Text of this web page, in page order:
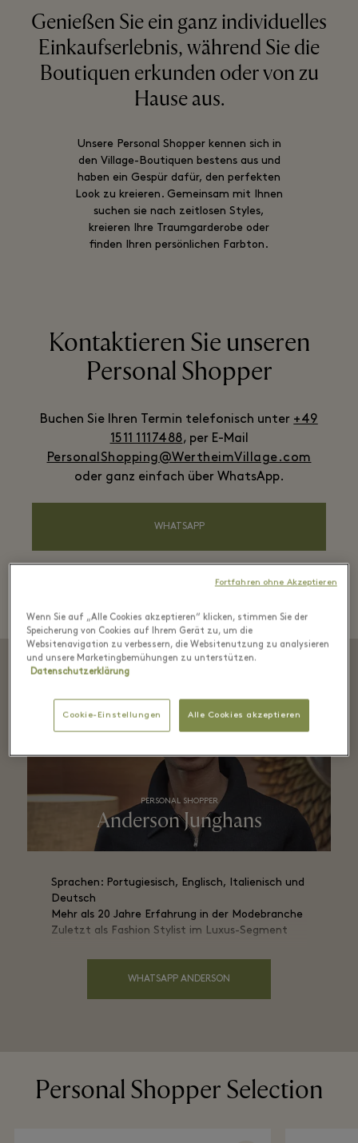
Genießen Sie ein ganz individuelles
Einkaufserlebnis, während Sie die
Boutiquen erkunden oder von zu
Hause aus.
Unsere Personal Shopper kennen sich in
den Village-Boutiquen bestens aus und
haben ein Gespür dafür, den perfekten
Look zu kreieren. Gemeinsam mit Ihnen
suchen sie nach zeitlosen Styles,
kreieren Ihre Traumgarderobe oder
finden Ihren persönlichen Farbton.
Kontaktieren Sie unseren
Personal Shopper
Buchen Sie Ihren Termin telefonisch unter +49
1511 1117488, per E-Mail
PersonalShopping@WertheimVillage.com
oder ganz einfach über WhatsApp.
WHATSAPP
PERSONAL SHOPPER
Anderson Junghans
Sprachen: Portugiesisch, Englisch, Italienisch und
Deutsch
Mehr als 20 Jahre Erfahrung in der Modebranche
Zuletzt als Fashion Stylist im Luxus-Segment
WHATSAPP ANDERSON
Personal Shopper Selection
Wenn Sie auf „Alle Cookies akzeptieren“ klicken, stimmen Sie der
Speicherung von Cookies auf Ihrem Gerät zu, um die
Websitenavigation zu verbessern, die Websitenutzung zu analysieren
und unsere Marketingbemühungen zu unterstützen.
Datenschutzerklärung
Cookie-Einstellungen Alle Cookies akzeptieren
Fortfahren ohne Akzeptieren